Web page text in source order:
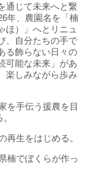
通じて未来へと繋
年、農園名を「楠
ほ）」へとリニュ
、自分たちの手で
る飾らない日々の
可能な未来」があ
楽しみながら歩み
を手伝う援農を目
生をはじめる。
楠でぼくらが作っ